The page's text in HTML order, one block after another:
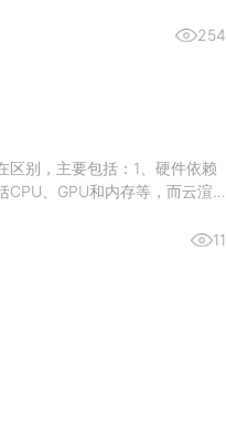
计3d建模渲染是依靠CPU还是
254
区别，主要包括：1、硬件依赖
CPU、GPU和内存等，而云渲
商的服务器硬件配置强大且系统
11